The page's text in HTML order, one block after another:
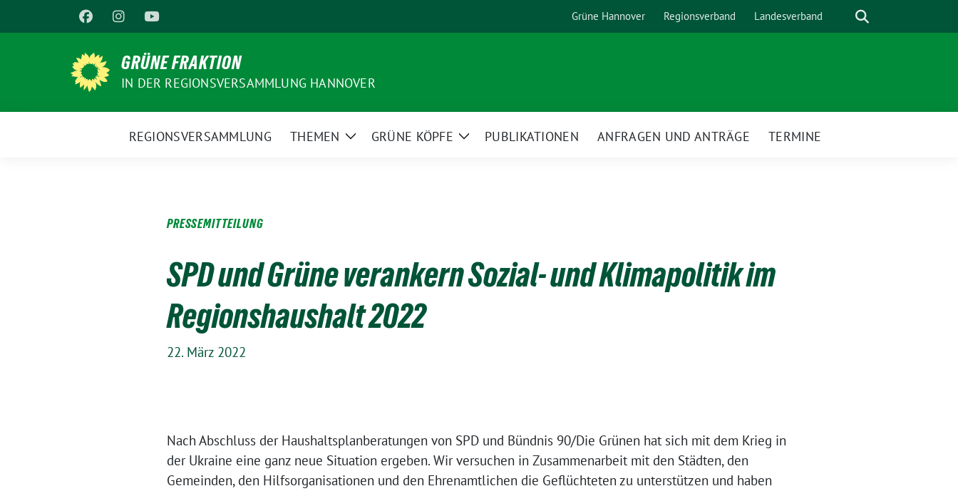
zum
Grüne Hannover Regionsverband Landesverband Suche
GRÜNE FRAKTION
IN DER REGIONSVERSAMMLUNG HANNOVER
REGIONSVERSAMMLUNG THEMEN
ZeigeGRÜNE KÖPFE
ZeigePUBLIKATIONEN ANFRAGEN UND ANTRÄGE TERMINE
PRESSEMITTEILUNG
SPD und Grüne verankern Sozial- und Klimapolitik im
Regionshaushalt 2022
22. März 2022
Nach Abschluss der Haushaltsplanberatungen von SPD und Bündnis 90/Die Grünen hat sich mit dem Krieg in
der Ukraine eine ganz neue Situation ergeben. Wir versuchen in Zusammenarbeit mit den Städten, den
Gemeinden, den Hilfsorganisationen und den Ehrenamtlichen die Geflüchteten zu unterstützen und haben